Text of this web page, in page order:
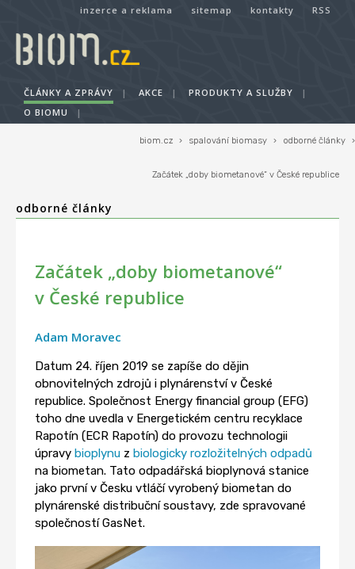
inzerce a reklama sitemap kontakty RSS
ČLÁNKY A ZPRÁVY | AKCE | PRODUKTY A SLUŽBY
|
O BIOMU
|
biom.cz › spalování biomasy › odborné články ›
Začátek „doby biometanové“ v České republice
odborné články
Začátek „doby biometanové“
v České republice
Adam Moravec
Datum 24. říjen 2019 se zapíše do dějin
obnovitelných zdrojů i plynárenství v České
republice. Společnost Energy financial group (EFG)
toho dne uvedla v Energetickém centru recyklace
Rapotín (ECR Rapotín) do provozu technologii
úpravybioplynu zbiologicky rozložitelných odpadů
na biometan. Tato odpadářská bioplynová stanice
jako první v Česku vtláčí vyrobený biometan do
plynárenské distribuční soustavy, zde spravované
společností GasNet.